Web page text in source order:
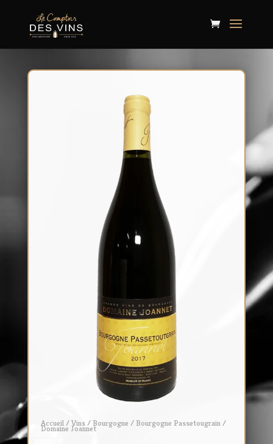
Accueil/Vins/ Bourgogne / Bourgogne Passetougrain /
Domaine Joannet